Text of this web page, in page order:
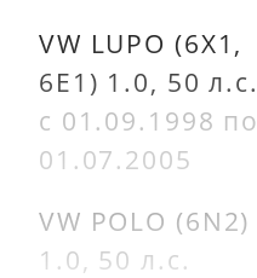
VW LUPO (6X1,
6E1) 1.0, 50 л.с.
с 01.09.1998 по
01.07.2005
VW POLO (6N2)
1.0, 50 л.с.